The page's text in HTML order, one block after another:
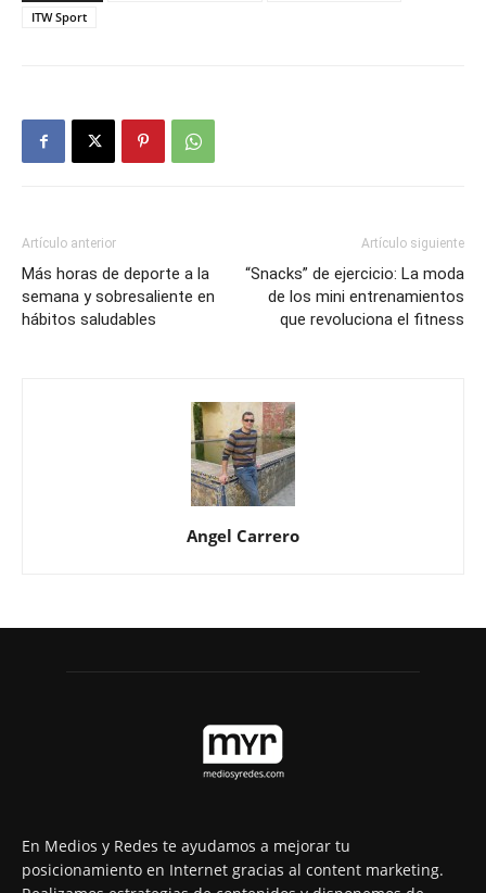
ITW Sport
Artículo anterior
Más horas de deporte a la
semana y sobresaliente en
hábitos saludables
Artículo siguiente
“Snacks” de ejercicio: La moda
de los mini entrenamientos
que revoluciona el fitness
Angel Carrero
En Medios y Redes te ayudamos a mejorar tu
posicionamiento en Internet gracias al content marketing.